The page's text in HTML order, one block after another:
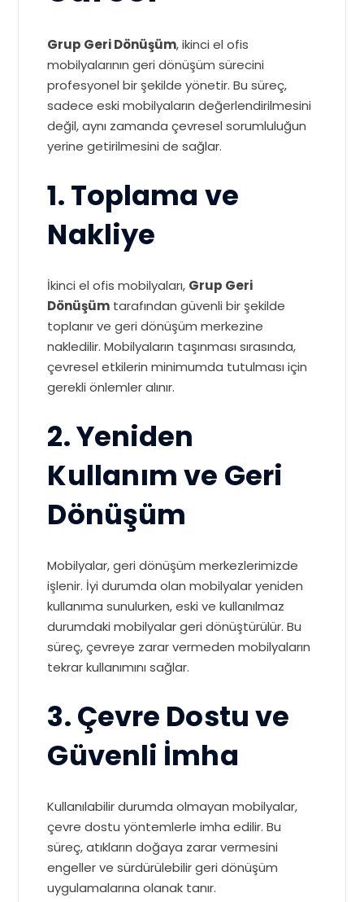
Grup Geri Dönüşüm, ikinci el ofis
mobilyalarının geri dönüşüm sürecini
profesyonel bir şekilde yönetir. Bu süreç,
sadece eski mobilyaların değerlendirilmesini
değil, aynı zamanda çevresel sorumluluğun
yerine getirilmesini de sağlar.
1. Toplama ve
Nakliye
İkinci el ofis mobilyaları, Grup Geri
Dönüşüm tarafından güvenli bir şekilde
toplanır ve geri dönüşüm merkezine
nakledilir. Mobilyaların taşınması sırasında,
çevresel etkilerin minimumda tutulması için
gerekli önlemler alınır.
2. Yeniden
Kullanım ve Geri
Dönüşüm
Mobilyalar, geri dönüşüm merkezlerimizde
işlenir. İyi durumda olan mobilyalar yeniden
kullanıma sunulurken, eski ve kullanılmaz
durumdaki mobilyalar geri dönüştürülür. Bu
süreç, çevreye zarar vermeden mobilyaların
tekrar kullanımını sağlar.
3. Çevre Dostu ve
Güvenli İmha
Kullanılabilir durumda olmayan mobilyalar,
çevre dostu yöntemlerle imha edilir. Bu
süreç, atıkların doğaya zarar vermesini
engeller ve sürdürülebilir geri dönüşüm
uygulamalarına olanak tanır.